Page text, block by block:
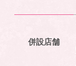
併設店舗